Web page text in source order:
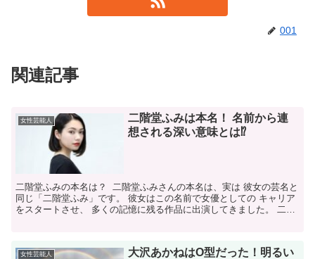
001
関連記事
女性芸能人
二階堂ふみは本名！ 名前から連
想される深い意味とは⁉
二階堂ふみの本名は？ 二階堂ふみさんの本名は、実は 彼女の芸名と
同じ「二階堂ふみ」です。 彼女はこの名前で女優としての キャリア
をスタートさせ、 多くの記憶に残る作品に出演してきました。 二階
女性芸能人
大沢あかねはO型だった！明るい